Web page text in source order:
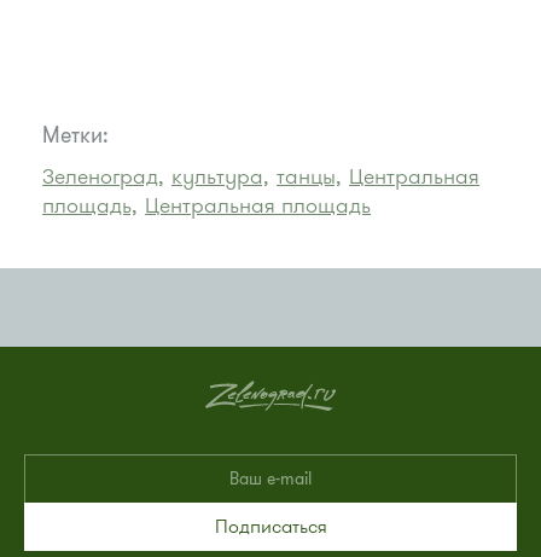
Метки:
Зеленоград, культура, танцы, Центральная
площадь, Центральная площадь
Подписаться